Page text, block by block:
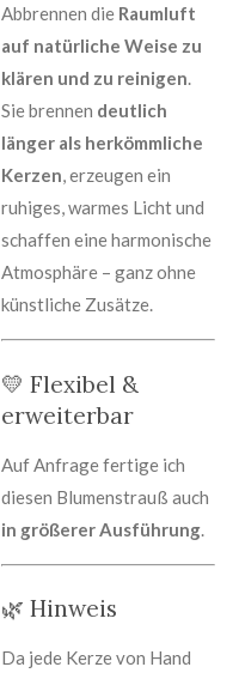
Abbrennen die Raumluft
auf natürliche Weise zu
klären und zu reinigen.
Sie brennen deutlich
länger als herkömmliche
Kerzen, erzeugen ein
ruhiges, warmes Licht und
schaffen eine harmonische
Atmosphäre – ganz ohne
künstliche Zusätze.
💛 Flexibel &
erweiterbar
Auf Anfrage fertige ich
diesen Blumenstrauß auch
in größerer Ausführung.
🌿 Hinweis
Da jede Kerze von Hand